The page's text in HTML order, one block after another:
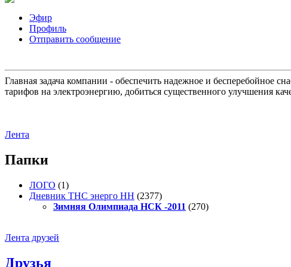
Эфир
Профиль
Отправить сообщение
Главная задача компании - обеспечить надежное и бесперебойное
тарифов на электроэнергию, добиться существенного улучшения
Лента
Папки
ЛОГО (1)
Дневник ТНС энерго НН (2377)
Зимняя Олимпиада НСК -2011 (270)
Лента друзей
Друзья